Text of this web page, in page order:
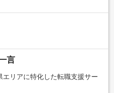
言
リアに特化した転職支援サー